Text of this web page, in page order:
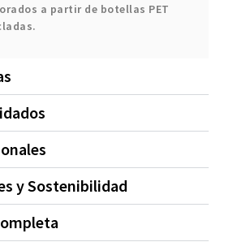
a partir de botellas PET
y Sostenibilidad